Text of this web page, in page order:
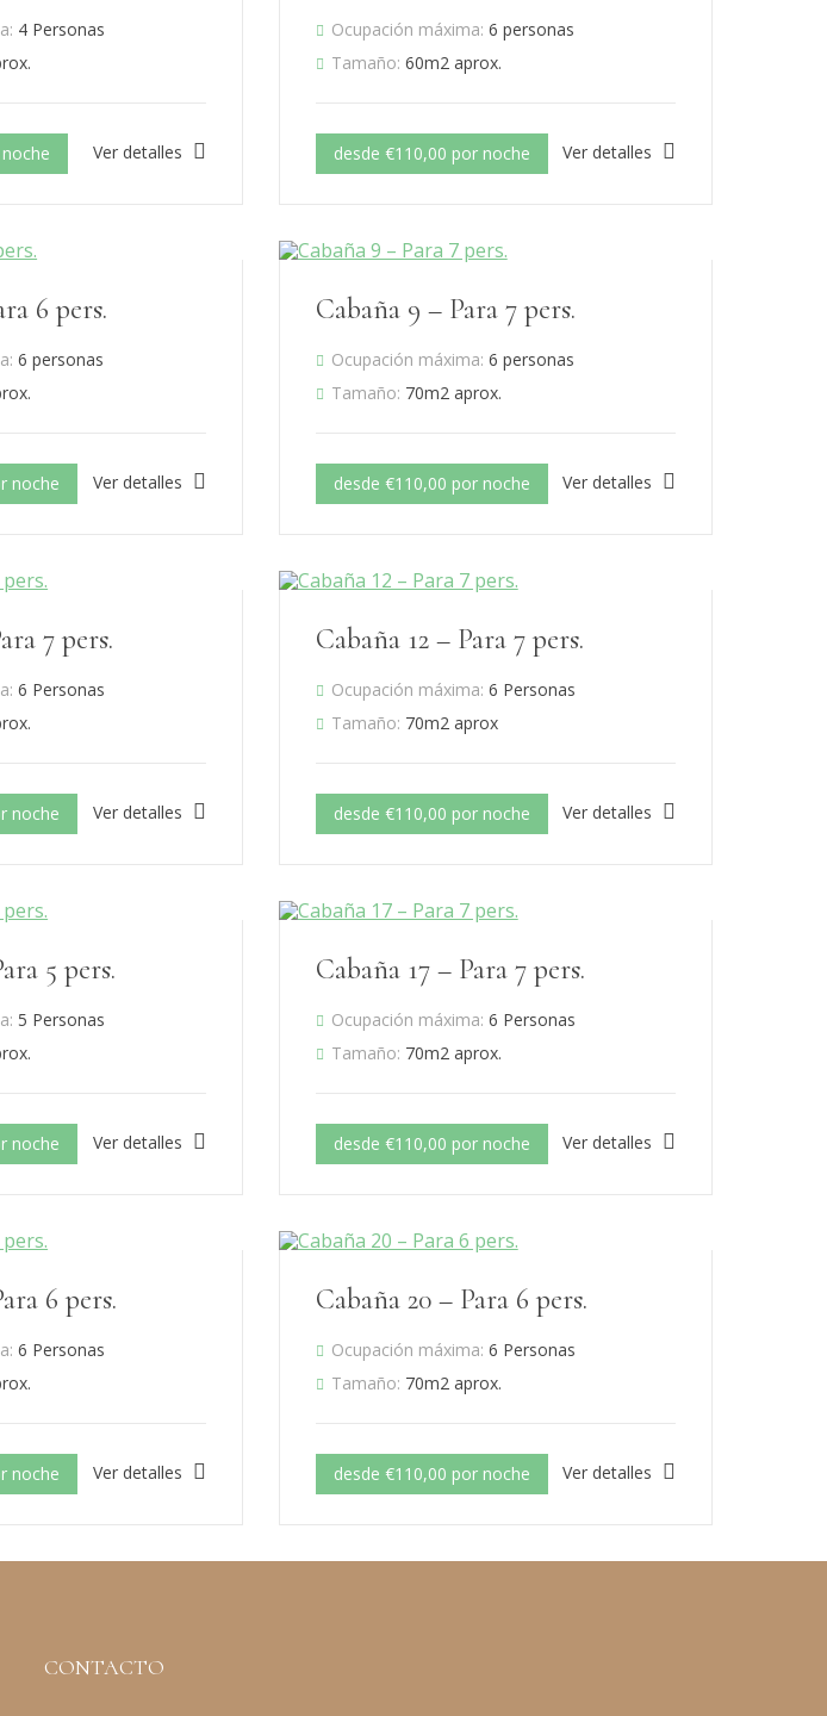
4 Personas
Ver detalles
Ocupación máxima: 6 personas
Tamaño: 60m2 aprox.
desde €110,00 por noche Ver detalles
6 pers.
6 personas
noche Ver detalles
Cabaña 9 – Para 7 pers.
Ocupación máxima: 6 personas
Tamaño: 70m2 aprox.
desde €110,00 por noche Ver detalles
7 pers.
6 Personas
noche Ver detalles
Cabaña 12 – Para 7 pers.
Ocupación máxima: 6 Personas
Tamaño: 70m2 aprox
desde €110,00 por noche Ver detalles
5 pers.
5 Personas
noche Ver detalles
Cabaña 17 – Para 7 pers.
Ocupación máxima: 6 Personas
Tamaño: 70m2 aprox.
desde €110,00 por noche Ver detalles
6 pers.
6 Personas
noche Ver detalles
Cabaña 20 – Para 6 pers.
Ocupación máxima: 6 Personas
Tamaño: 70m2 aprox.
desde €110,00 por noche Ver detalles
CONTACTO